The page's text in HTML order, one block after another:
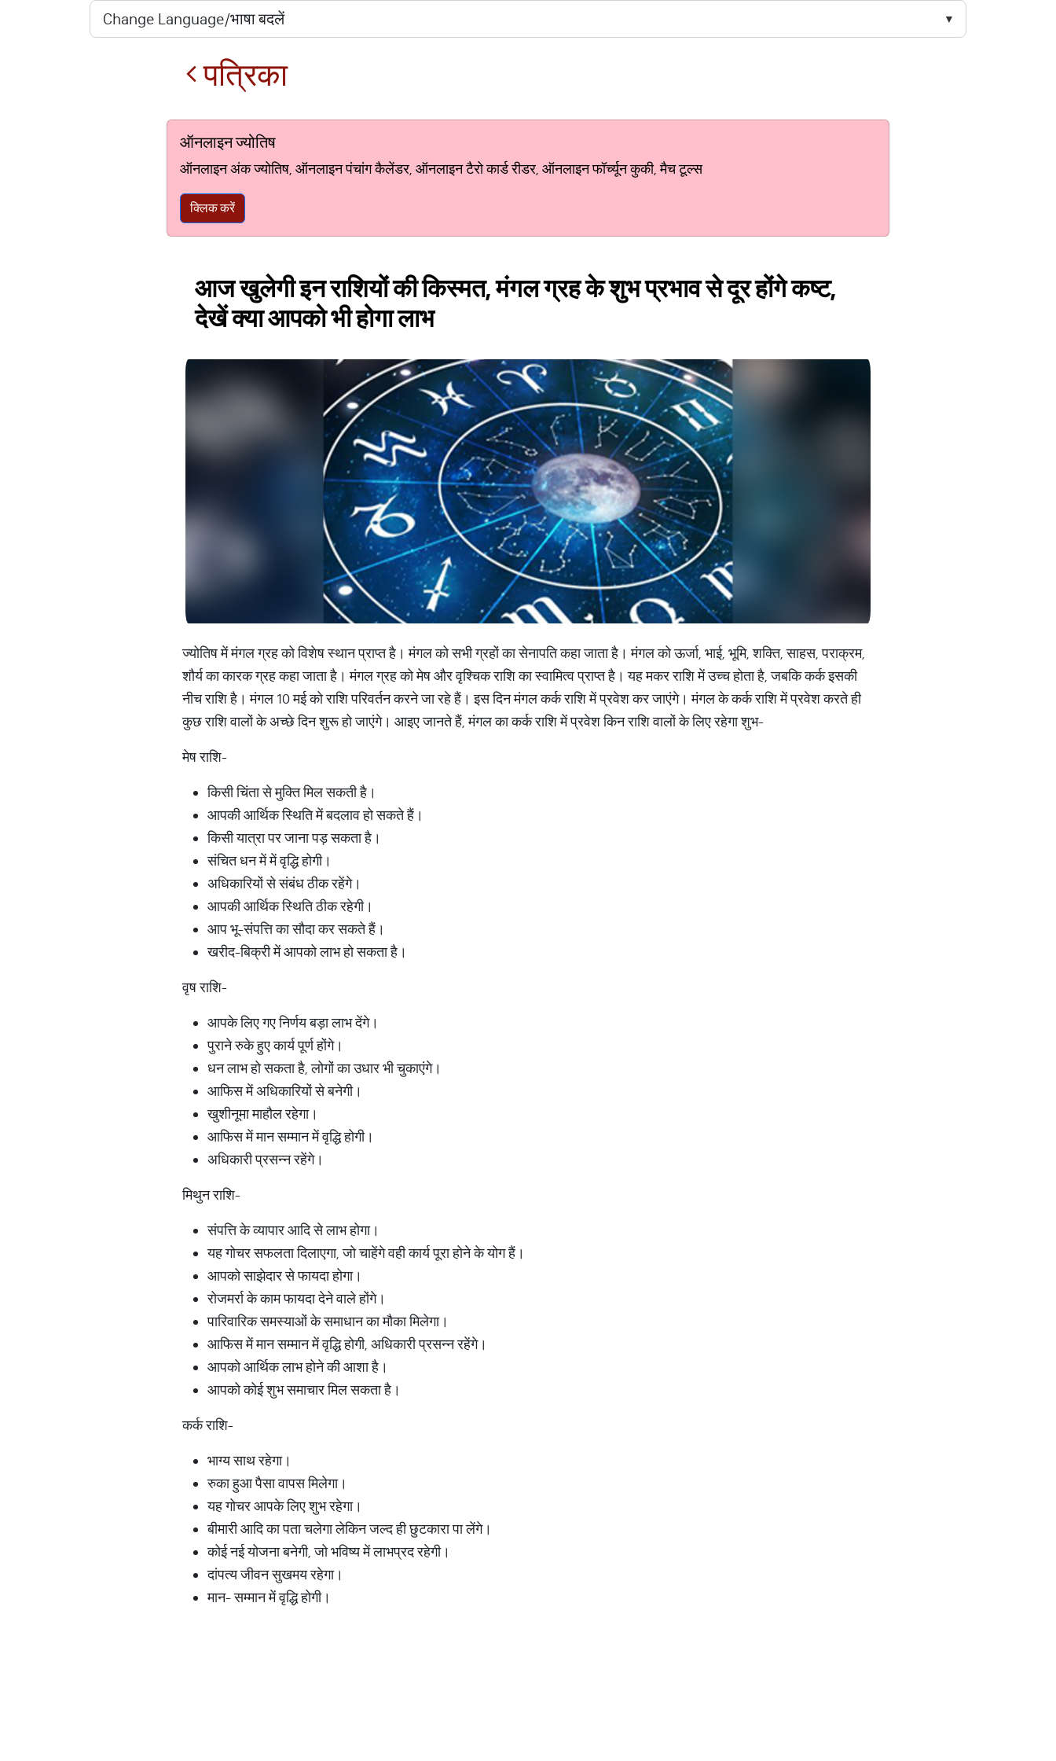
पत्रिका
ऑनलाइन ज्योतिष
ऑनलाइन अंक ज्योतिष, ऑनलाइन पंचांग कैलेंडर, ऑनलाइन टैरो कार्ड रीडर, ऑनलाइन फॉर्च्यून कुकी, मैच टूल्स
क्लिक करें
आज खुलेगी इन राशियों की किस्मत, मंगल ग्रह के शुभ प्रभाव से दूर होंगे कष्ट,
देखें क्या आपको भी होगा लाभ
ज्योतिष में मंगल ग्रह को विशेष स्थान प्राप्त है। मंगल को सभी ग्रहों का सेनापति कहा जाता है। मंगल को ऊर्जा, भाई, भूमि, शक्ति, साहस, पराक्रम,
शौर्य का कारक ग्रह कहा जाता है। मंगल ग्रह को मेष और वृश्चिक राशि का स्वामित्व प्राप्त है। यह मकर राशि में उच्च होता है, जबकि कर्क इसकी
नीच राशि है। मंगल 10 मई को राशि परिवर्तन करने जा रहे हैं। इस दिन मंगल कर्क राशि में प्रवेश कर जाएंगे। मंगल के कर्क राशि में प्रवेश करते ही
कुछ राशि वालों के अच्छे दिन शुरू हो जाएंगे। आइए जानते हैं, मंगल का कर्क राशि में प्रवेश किन राशि वालों के लिए रहेगा शुभ-
मेष राशि-
किसी चिंता से मुक्ति मिल सकती है।
आपकी आर्थिक स्थिति में बदलाव हो सकते हैं।
किसी यात्रा पर जाना पड़ सकता है।
संचित धन में में वृद्धि होगी।
अधिकारियों से संबंध ठीक रहेंगे।
आपकी आर्थिक स्थिति ठीक रहेगी।
आप भू-संपत्ति का सौदा कर सकते हैं।
खरीद-बिक्री में आपको लाभ हो सकता है।
वृष राशि-
आपके लिए गए निर्णय बड़ा लाभ देंगे।
पुराने रुके हुए कार्य पूर्ण होंगे।
धन लाभ हो सकता है, लोगों का उधार भी चुकाएंगे।
आफिस में अधिकारियों से बनेगी।
खुशीनूमा माहौल रहेगा।
आफिस में मान सम्मान में वृद्धि होगी।
अधिकारी प्रसन्न रहेंगे।
मिथुन राशि-
संपत्ति के व्यापार आदि से लाभ होगा।
यह गोचर सफलता दिलाएगा, जो चाहेंगे वही कार्य पूरा होने के योग हैं।
आपको साझेदार से फायदा होगा।
रोजमर्रा के काम फायदा देने वाले होंगे।
पारिवारिक समस्याओं के समाधान का मौका मिलेगा।
आफिस में मान सम्मान में वृद्धि होगी, अधिकारी प्रसन्न रहेंगे।
आपको आर्थिक लाभ होने की आशा है।
आपको कोई शुभ समाचार मिल सकता है।
कर्क राशि-
भाग्य साथ रहेगा।
रुका हुआ पैसा वापस मिलेगा।
यह गोचर आपके लिए शुभ रहेगा।
बीमारी आदि का पता चलेगा लेकिन जल्द ही छुटकारा पा लेंगे।
कोई नई योजना बनेगी, जो भविष्य में लाभप्रद रहेगी।
दांपत्य जीवन सुखमय रहेगा।
मान- सम्मान में वृद्धि होगी।